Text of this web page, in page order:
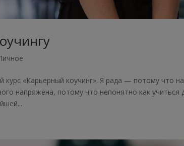
курс «Карьерный коучинг». Я рада — потому что
напряжена, потому что непонятно как